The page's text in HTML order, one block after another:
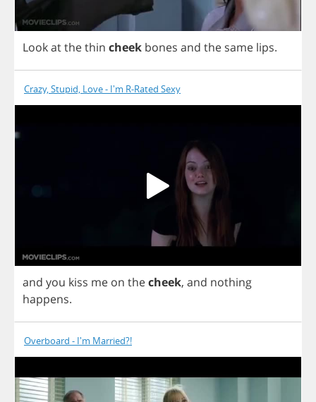
Lookatthethin cheek bones and the same lips.
Crazy, Stupid, Love - I'm R-Rated Sexy
and you kiss me on thecheek, and nothing
happens.
Overboard - I'm Married?!